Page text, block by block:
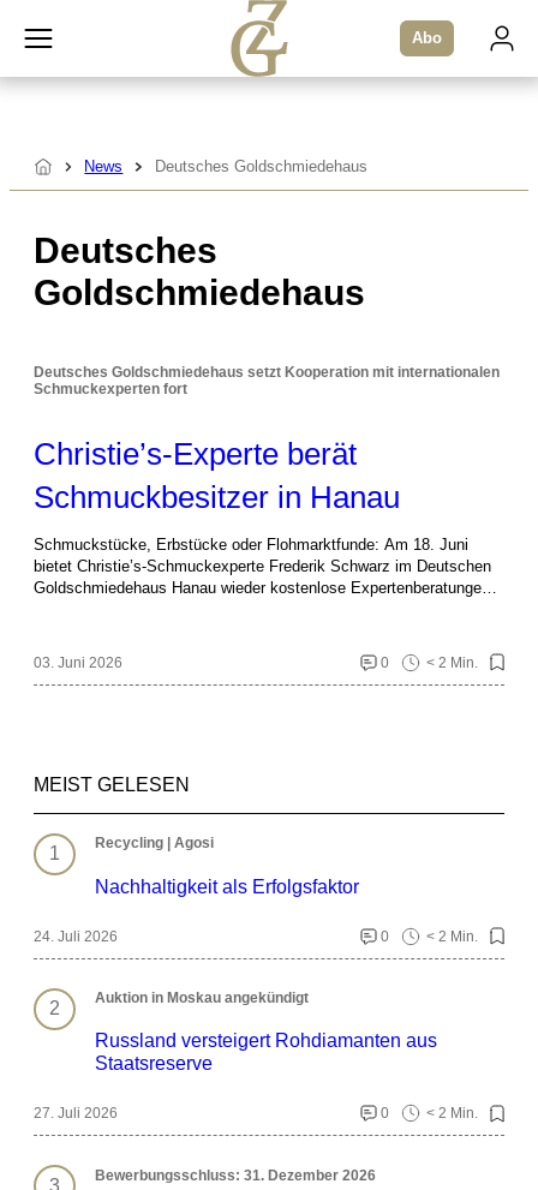
Inhalt
springen
Abo
Startseite
News Deutsches Goldschmiedehaus
Deutsches
Goldschmiedehaus
Deutsches Goldschmiedehaus setzt Kooperation mit internationalen
Schmuckexperten fort
Christie’s-Experte berät
Schmuckbesitzer in Hanau
Schmuckstücke, Erbstücke oder Flohmarktfunde: Am 18. Juni
bietet Christie’s-Schmuckexperte Frederik Schwarz im Deutschen
Goldschmiedehaus Hanau wieder kostenlose Expertenberatungen
03. Juni 2026 0 < 2 Min.
MEIST GELESEN
Recycling | Agosi
Nachhaltigkeit als Erfolgsfaktor
24. Juli 2026 0 < 2 Min.
Auktion in Moskau angekündigt
Russland versteigert Rohdiamanten aus
Staatsreserve
27. Juli 2026 0 < 2 Min.
Bewerbungsschluss: 31. Dezember 2026